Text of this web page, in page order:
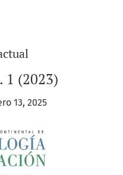
1 (2023)
13, 2025